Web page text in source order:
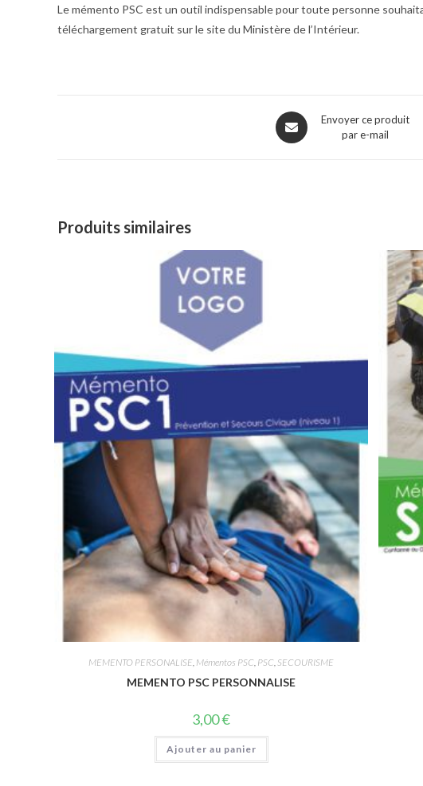
Le mémento PSC est un outil indispensable pour toute personne
téléchargement gratuit sur le site du Ministère de l’Intérieur.
Opens
in
Envoyer ce produit
par e-mail
Produits similaires
MEMENTO PERSONALISE Mémentos PSC PSC SECOURISME
MEMENTO PSC PERSONNALISE
3,00€
Ajouter au panier